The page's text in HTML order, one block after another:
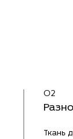
02
Ткань